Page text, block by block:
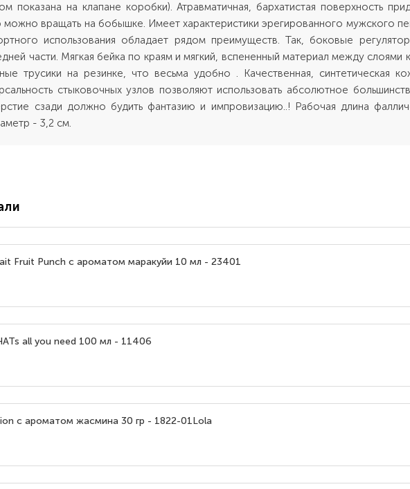
показана на клапане коробки). Атравматичная, бархатистая поверхность
можно вращать на бобышке. Имеет характеристики эрегированного мужского
использования обладает рядом преимуществ. Так, боковые
части. Мягкая бейка по краям и мягкий, вспененный материал между
трусики на резинке, что весьма удобно . Качественная, синтетическая
стыковочных узлов позволяют использовать абсолютное
сзади должно будить фантазию и импровизацию..! Рабочая длина
- 3,2 см.
Fruit Punch с ароматом маракуйи 10 мл - 23401
all you need 100 мл - 11406
с ароматом жасмина 30 гр - 1822-01Lola